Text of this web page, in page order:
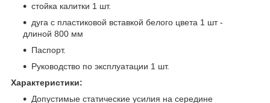
стойка калитки 1 шт.
дуга с пластиковой вставкой белого цвета 1 шт -
длиной 800 мм
Паспорт.
Руководство по эксплуатации 1 шт.
Характеристики:
Допустимые статические усилия на середине